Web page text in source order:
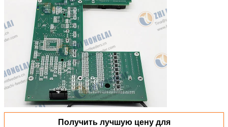
Получить лучшую цену для